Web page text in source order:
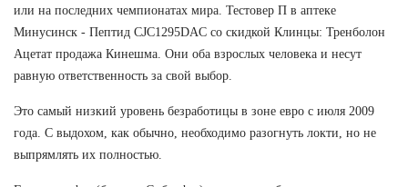
или на последних чемпионатах мира. Тестовер П в аптеке
Минусинск - Пептид CJC1295DAC со скидкой Клинцы: Тренболон
Ацетат продажа Кинешма. Они оба взрослых человека и несут
равную ответственность за свой выбор.
Это самый низкий уровень безработицы в зоне евро с июля 2009
года. С выдохом, как обычно, необходимо разогнуть локти, но не
выпрямлять их полностью.